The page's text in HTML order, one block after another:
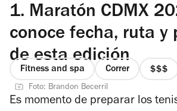
1. Maratón CDMX
conoce fecha, ruta y
de esta edición
Fitness and spa Correr
de
Foto: Brandon Becerril
Es momento de preparar los